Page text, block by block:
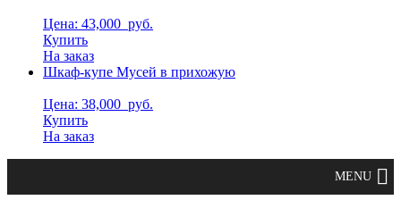
Цена: 43,000 руб.
Купить
На заказ
Шкаф-купе Мусей в прихожую
Цена: 38,000 руб.
Купить
На заказ